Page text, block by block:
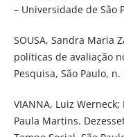
– Universidade de São
SOUSA, Sandra Maria
políticas de avaliação
Pesquisa, São Paulo,
VIANNA, Luiz Werneck;
Paula Martins.